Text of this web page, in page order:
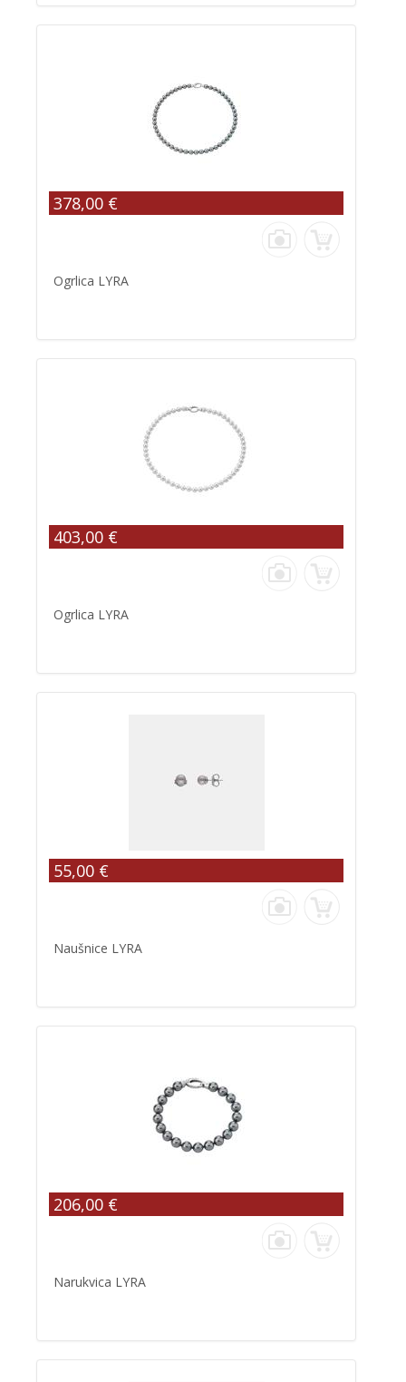
378,00 €
Ogrlica LYRA
403,00 €
Ogrlica LYRA
55,00 €
Naušnice LYRA
206,00 €
Narukvica LYRA